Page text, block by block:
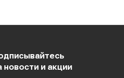
новости и акции